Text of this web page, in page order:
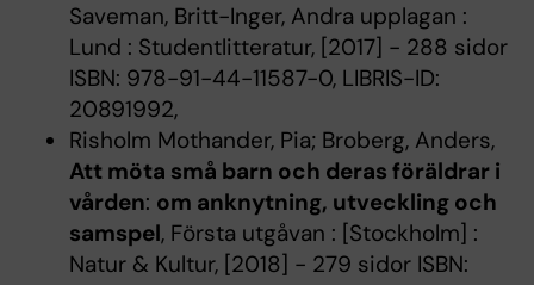
Saveman, Britt-Inger, Andra upplagan :
Lund : Studentlitteratur, [2017] - 288 sidor
ISBN: 978-91-44-11587-0, LIBRIS-ID:
20891992,
Risholm Mothander, Pia; Broberg, Anders,
Att möta små barn och deras föräldrar i
vården: om anknytning, utveckling och
samspel, Första utgåvan : [Stockholm] :
Natur & Kultur, [2018] - 279 sidor ISBN: